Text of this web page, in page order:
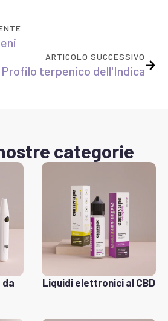
ARTICOLO SUCCESSIVO
Profilo terpenico dell'Indica
categorie
da
Liquidi elettronici al CBD